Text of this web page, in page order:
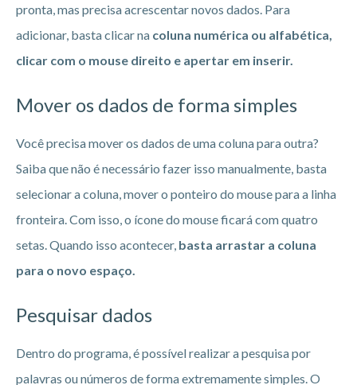
pronta, mas precisa acrescentar novos dados. Para
adicionar, basta clicar na coluna numérica ou alfabética,
clicar com o mouse direito e apertar em inserir.
Mover os dados de forma simples
Você precisa mover os dados de uma coluna para outra?
Saiba que não é necessário fazer isso manualmente, basta
selecionar a coluna, mover o ponteiro do mouse para a linha
fronteira. Com isso, o ícone do mouse ficará com quatro
setas. Quando isso acontecer, basta arrastar a coluna
para o novo espaço.
Pesquisar dados
Dentro do programa, é possível realizar a pesquisa por
palavras ou números de forma extremamente simples. O